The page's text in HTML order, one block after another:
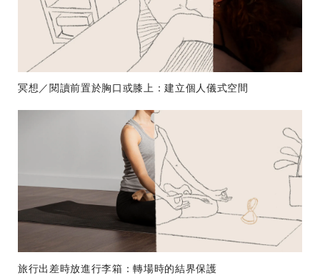
冥想／閱讀前置於胸口或膝上：建立個人儀式空間
旅行出差時放進行李箱：轉場時的結界保護